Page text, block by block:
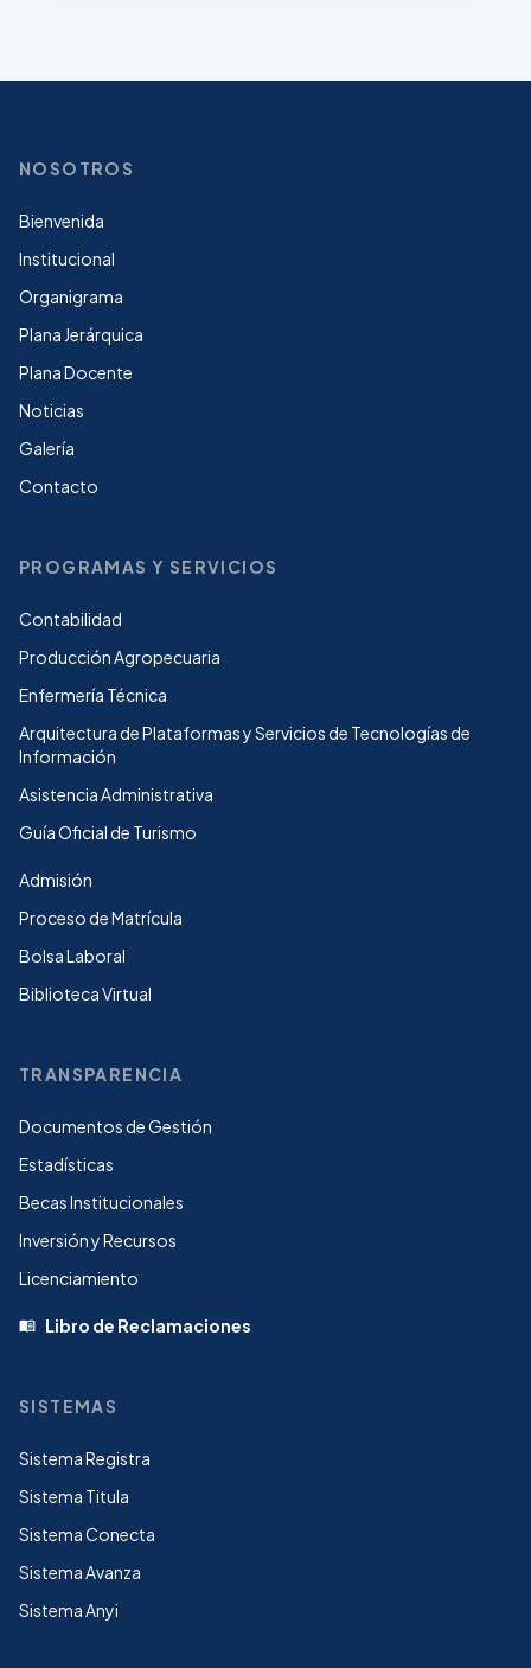
NOSOTROS
Bienvenida
Institucional
Organigrama
Plana Jerárquica
Plana Docente
Noticias
Galería
Contacto
PROGRAMAS Y SERVICIOS
Contabilidad
Producción Agropecuaria
Enfermería Técnica
Arquitectura de Plataformas y Servicios de Tecnologías de
Información
Asistencia Administrativa
Guía Oficial de Turismo
Admisión
Proceso de Matrícula
Bolsa Laboral
Biblioteca Virtual
TRANSPARENCIA
Documentos de Gestión
Estadísticas
Becas Institucionales
Inversión y Recursos
Licenciamiento
menu_book Libro de Reclamaciones
SISTEMAS
Sistema Registra
Sistema Titula
Sistema Conecta
Sistema Avanza
Sistema Anyi